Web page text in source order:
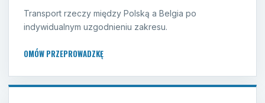
Transport rzeczy między Polską a Belgia po
indywidualnym uzgodnieniu zakresu.
OMÓW PRZEPROWADZKĘ